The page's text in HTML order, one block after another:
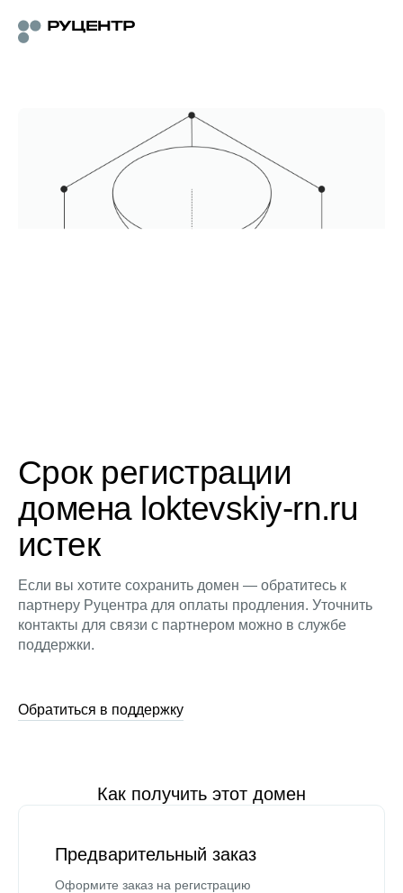
Срок регистрации
домена loktevskiy-rn.ru
истек
Если вы хотите сохранить домен — обратитесь к
партнеру Руцентра для оплаты продления. Уточнить
контакты для связи с партнером можно в службе
поддержки.
Обратиться в поддержку
Как получить этот домен
Предварительный заказ
Оформите заказ на регистрацию